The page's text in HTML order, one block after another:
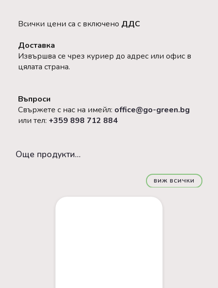
Всички цени са с включено ДДС
Доставка
Извършва се чрез куриер до адрес или офис в
цялата страна.
Въпроси
Свържете с нас на имейл: office@go-green.bg
или тел: +359 898 712 884
Oще продукти...
ВИЖ ВСИЧКИ